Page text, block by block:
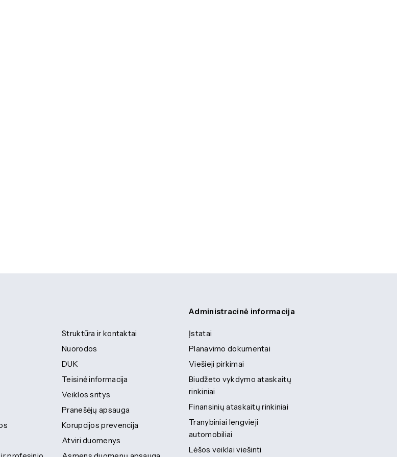
Struktūra ir kontaktai
Nuorodos
DUK
Teisinė informacija
Veiklos sritys
Pranešėjų apsauga
Korupcijos prevencija
Atviri duomenys
Administracinė informacija
Įstatai
Planavimo dokumentai
Viešieji pirkimai
Biudžeto vykdymo ataskaitų
rinkiniai
Finansinių ataskaitų rinkiniai
Tranybiniai lengvieji
automobiliai
Lėšos veiklai viešinti